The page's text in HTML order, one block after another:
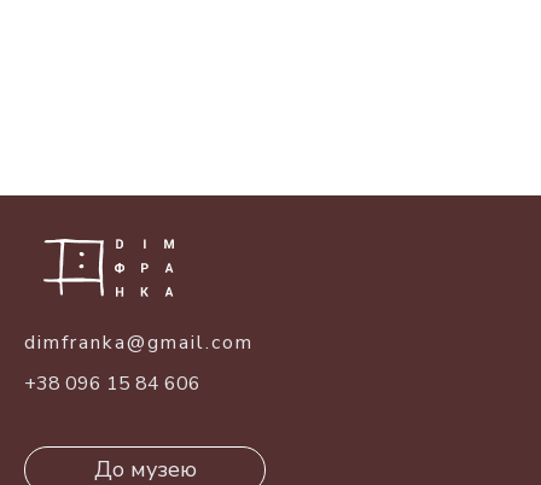
dimfranka@gmail.com
+38 096 15 84 606
До музею